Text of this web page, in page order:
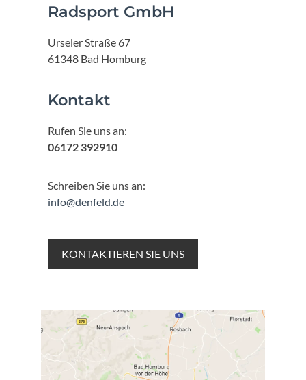
Radsport GmbH
Urseler Straße 67
61348 Bad Homburg
Kontakt
Rufen Sie uns an:
06172 392910
Schreiben Sie uns an:
info@denfeld.de
KONTAKTIEREN SIE UNS